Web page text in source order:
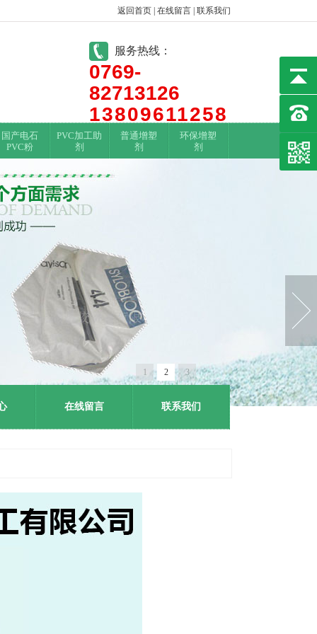
返回首页 在线留言 联系我们
服务热线：
0769-
82713126
13809611258
国产电石
PVC粉
PVC加工助
剂
普通增塑
剂
环保增塑
剂
1 2 3
在线留言 联系我们